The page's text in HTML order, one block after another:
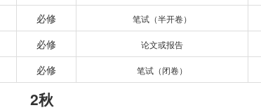
必修 笔试（半开卷）
必修 论文或报告
必修 笔试（闭卷）
2秋